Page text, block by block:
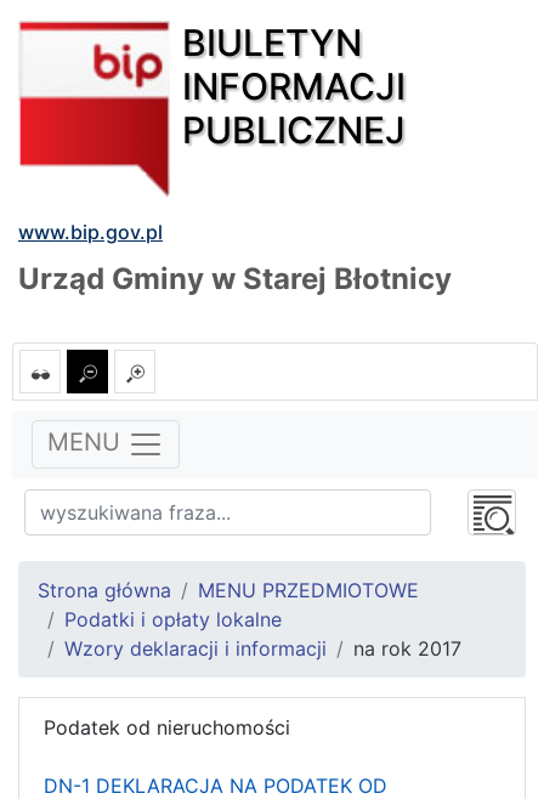
BIULETYN
INFORMACJI
PUBLICZNEJ
www.bip.gov.pl
Urząd Gminy w Starej Błotnicy
MENU
Strona główna
MENU PRZEDMIOTOWE
Podatki i opłaty lokalne
Wzory deklaracji i informacji
na rok 2017
Podatek od nieruchomości
DN-1 DEKLARACJA NA PODATEK OD